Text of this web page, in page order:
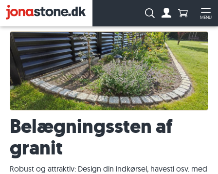
MENU
Søg: Antal
Belægningssten af
granit
Robust og attraktiv: Design din indkørsel, havesti osv. med